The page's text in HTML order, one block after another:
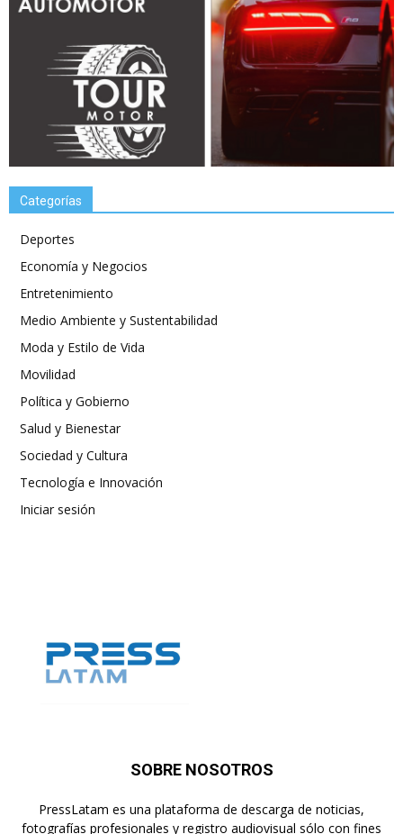
Categorías
Deportes
Economía y Negocios
Entretenimiento
Medio Ambiente y Sustentabilidad
Moda y Estilo de Vida
Movilidad
Política y Gobierno
Salud y Bienestar
Sociedad y Cultura
Tecnología e Innovación
Iniciar sesión
SOBRE NOSOTROS
PressLatam es una plataforma de descarga de noticias,
fotografías profesionales y registro audiovisual sólo con fines